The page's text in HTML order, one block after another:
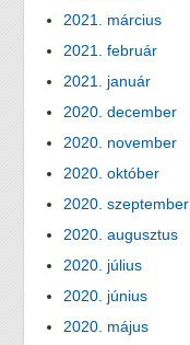
2021. március
2021. február
2021. január
2020. december
2020. november
2020. október
2020. szeptember
2020. augusztus
2020. július
2020. június
2020. május